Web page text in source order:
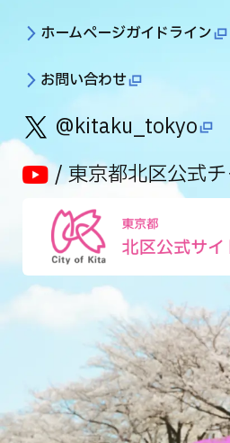
ホームページガイドライン
お問い合わせ
@kitaku_tokyo
/ 東京都北区公式